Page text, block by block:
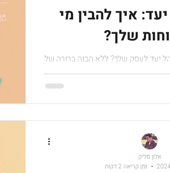
איך להבין מי
שלך?
יעד לעסק שלך? ללא הבנה ברורה של
שלך עלולים ללכת לאיבוד. הגדרת קהל
אלון מליק
זמן קריאה 2 דקות